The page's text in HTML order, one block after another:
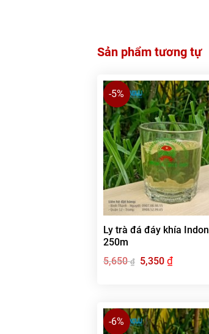
Sản phẩm tương tự
-5%
Ly trà đá đáy khía
250m
5,650₫
Giá
gốc
5,350 ₫Giá
hiện
-6%